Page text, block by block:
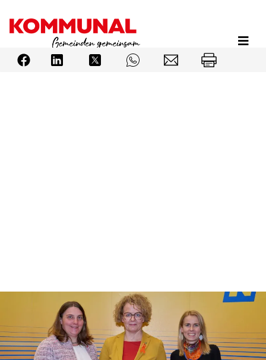
Inhalt